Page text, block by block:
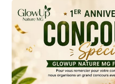
Stars Pearls